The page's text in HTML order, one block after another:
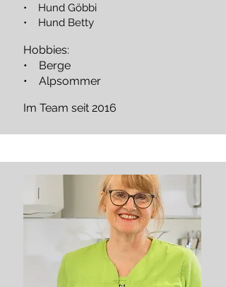
• Hund Göbbi
• Hund Betty
Hobbies:
• Berge
• Alpsommer
Im Team seit 2016